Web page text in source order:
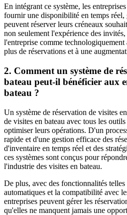
En intégrant ce système, les
fournir une disponibilité en temps réel,
peuvent réserver leurs créneaux
non seulement l'expérience des
l'entreprise comme
plus de réservations et à une
2. Comment un système de
bateau peut-il bénéficier aux
bateau ?
Un système de réservation de visites
de visites en bateau avec tous les
optimiser leurs opérations. D'un
rapide et d'une gestion efficace des
d'inventaire en temps réel et des
ces systèmes sont conçus pour
l'industrie des visites en bateau.
De plus, avec des fonctionnalités
automatiques et la compatibilité avec
entreprises peuvent gérer les
qu'elles ne manquent jamais une